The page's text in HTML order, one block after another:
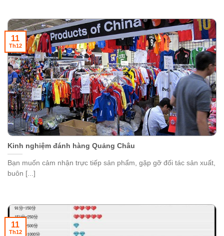
Kinh nghiệm đánh hàng Quảng Châu
Bạn muốn cảm nhận trực tiếp sản phẩm, gặp gỡ đối tác sản xuất,
buôn [...]
11
Th12
11
Th12